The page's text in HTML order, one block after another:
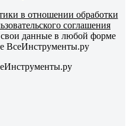
в отношении обработки
соглашения
свои данные в любой форме
ВсеИнструменты.ру